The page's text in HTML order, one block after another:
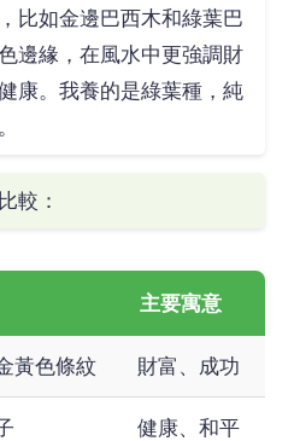
比如金邊巴西木和綠葉巴
邊緣，在風水中更強調財
康。我養的是綠葉種，純
較：
主要寓意
黃色條紋 財富、成功
健康、和平